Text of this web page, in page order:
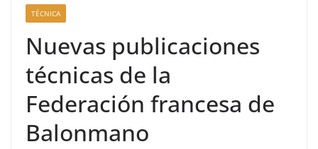
TÉCNICA
Nuevas publicaciones
técnicas de la
Federación francesa de
Balonmano